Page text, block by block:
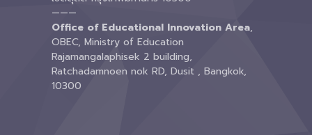
———
Office of Educational Innovation Area,
OBEC, Ministry of Education
Rajamangalaphisek 2 building,
Ratchadamnoen nok RD, Dusit , Bangkok,
10300